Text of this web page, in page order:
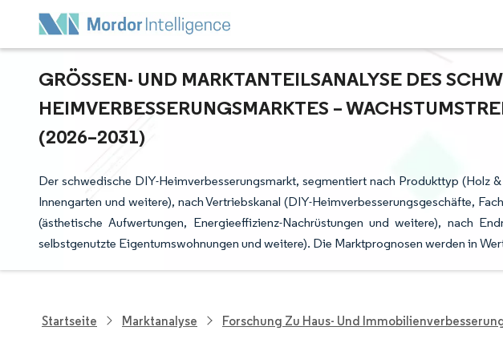
GRÖSSEN- UND MARKTANTEILSANALYSE DES
EIMVERBESSERUNGSMARKTES –
2026–2031)
Der schwedische DIY-Heimverbesserungsmarkt, segmentiert nach Produkttyp (Holz
Innengarten und weitere), nach Vertriebskanal (DIY-Heimverbesserungsgeschäfte,
(ästhetische Aufwertungen, Energieeffizienz-Nachrüstungen und weitere), nach
selbstgenutzte Eigentumswohnungen und weitere). Die Marktprognosen werden in
Startseite Marktanalyse Forschung Zu Haus- Und